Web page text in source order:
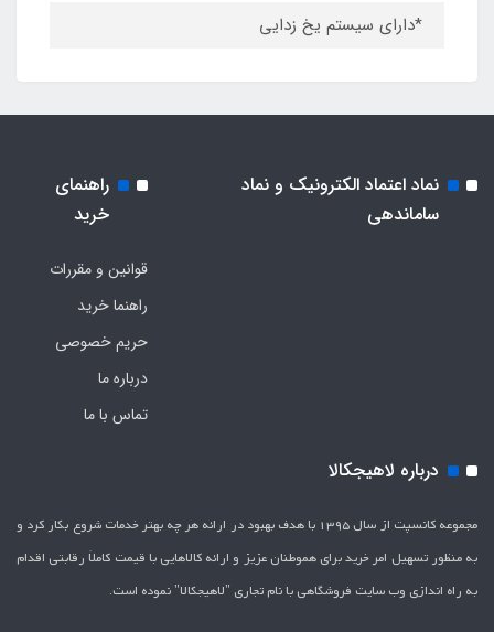
*دارای سیستم یخ زدایی
نماد اعتماد الکترونیک و نماد
ساماندهی
راهنمای
خرید
قوانین و مقررات
راهنما خرید
حریم خصوصی
درباره ما
تماس با ما
درباره لاهیجکالا
مجموعه کانسپت از سال 1395 با هدف بهبود در ارائه هر چه بهتر خدمات شروع بکار کرد و
به منظور تسهیل امر خرید برای هموطنان عزیز و ارائه کالاهایی با قیمت کاملاَ رقابتی اقدام
به راه اندازی وب سایت فروشگاهی با نام تجاری "لاهیج­کالا" نموده است.